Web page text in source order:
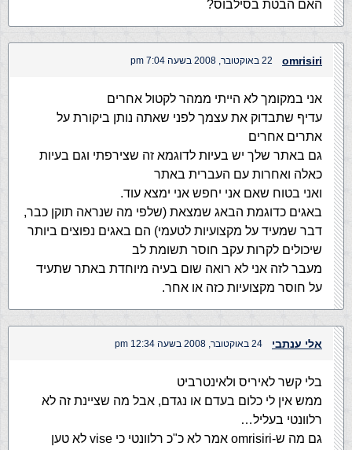
האם הבטת בסילבוס?
omrisiri 22 באוקטובר, 2008 בשעה 7:04 pm
אני במקומך לא הייתי ממהר לקטול אחרים
עדיף שתבדוק את עצמך לפני שאתה נותן ביקורת על
אתרים אחרים
גם באתר שלך יש בעיות לדוגמא זה שצירפתי וגם בעיות
כאלה ואחרות עם העברית באתר
ואני בטוח שאם אני יחפש אני ימצא עוד.
באגים כדוגמת הבאג שמצאת (שלפי מה שנראה תוקן כבר,
דבר שמעיד על מקצועיות לטעמי) הם באגים נפוצים ביותר
שיכולים לקרות עקב חוסר תשומת לב
מעבר לזה אני לא רואה שום בעיה מיוחדת באתר שתעיד
על חוסר מקצועיות כזה או אחר.
אלי ענתבי 24 באוקטובר, 2008 בשעה 12:34 pm
בלי קשר לאיריס ולאינטרביט
ממש אין לי כלום בעדם או נגדם, אבל מה שציינת זה לא
רלוונטי בעליל…
גם מה ש-omrisiri‏ אמר לא כ"כ רלוונטי כי vise לא טען